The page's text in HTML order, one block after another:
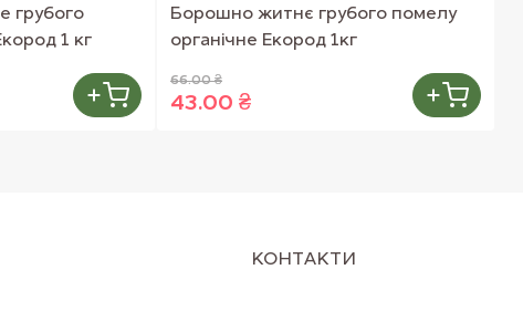
грубого
1 кг
Борошно житнє грубого помелу
органічне Екород 1кг
66.00 ₴
43.00 ₴
КОНТАКТИ